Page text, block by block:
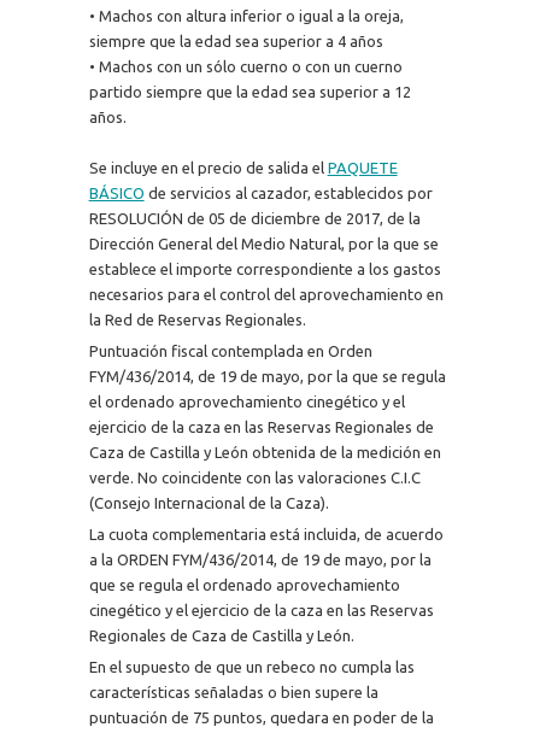
• Machos con altura inferior o igual a la oreja,
siempre que la edad sea superior a 4 años
• Machos con un sólo cuerno o con un cuerno
partido siempre que la edad sea superior a 12
años.
Se incluye en el precio de salida el PAQUETE
BÁSICO de servicios al cazador, establecidos por
RESOLUCIÓN de 05 de diciembre de 2017, de la
Dirección General del Medio Natural, por la que se
establece el importe correspondiente a los gastos
necesarios para el control del aprovechamiento en
la Red de Reservas Regionales.
Puntuación fiscal contemplada en Orden
FYM/436/2014, de 19 de mayo, por la que se regula
el ordenado aprovechamiento cinegético y el
ejercicio de la caza en las Reservas Regionales de
Caza de Castilla y León obtenida de la medición en
verde. No coincidente con las valoraciones C.I.C
(Consejo Internacional de la Caza).
La cuota complementaria está incluida, de acuerdo
a la ORDEN FYM/436/2014, de 19 de mayo, por la
que se regula el ordenado aprovechamiento
cinegético y el ejercicio de la caza en las Reservas
Regionales de Caza de Castilla y León.
En el supuesto de que un rebeco no cumpla las
características señaladas o bien supere la
puntuación de 75 puntos, quedara en poder de la